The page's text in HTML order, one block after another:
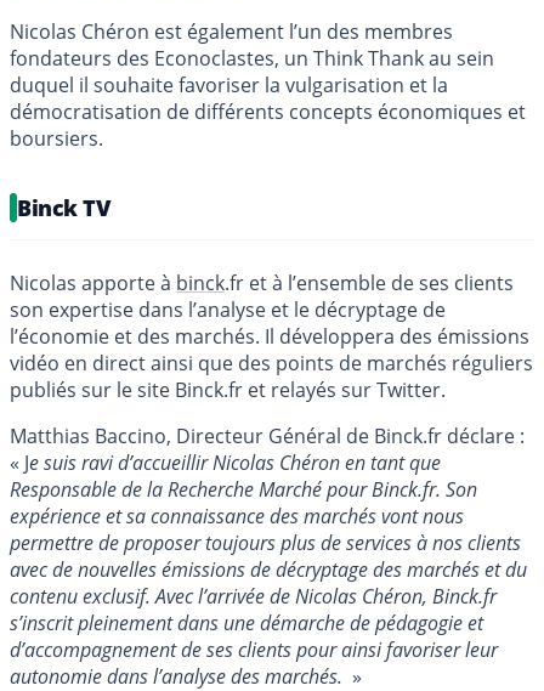
Nicolas Chéron est également l’un des membres
fondateurs des Econoclastes, un Think Thank au sein
duquel il souhaite favoriser la vulgarisation et la
démocratisation de différents concepts économiques et
boursiers.
Binck TV
Nicolas apporte à binck.fr et à l’ensemble de ses clients
son expertise dans l’analyse et le décryptage de
l’économie et des marchés. Il développera des émissions
vidéo en direct ainsi que des points de marchés réguliers
publiés sur le site Binck.fr et relayés sur Twitter.
Matthias Baccino, Directeur Général de Binck.fr déclare :
« Je suis ravi d’accueillir Nicolas Chéron en tant que
Responsable de la Recherche Marché pour Binck.fr. Son
expérience et sa connaissance des marchés vont nous
permettre de proposer toujours plus de services à nos clients
avec de nouvelles émissions de décryptage des marchés et du
contenu exclusif. Avec l’arrivée de Nicolas Chéron, Binck.fr
s’inscrit pleinement dans une démarche de pédagogie et
d’accompagnement de ses clients pour ainsi favoriser leur
autonomie dans l’analyse des marchés. »